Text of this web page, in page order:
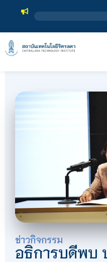
ข่าวกิจกรรม
อธิการบดีพบ